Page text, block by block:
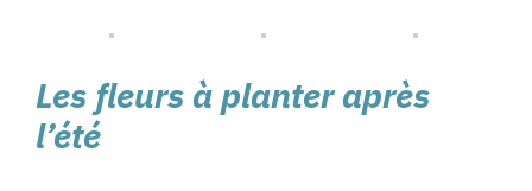
Les fleurs à planter après
l’été